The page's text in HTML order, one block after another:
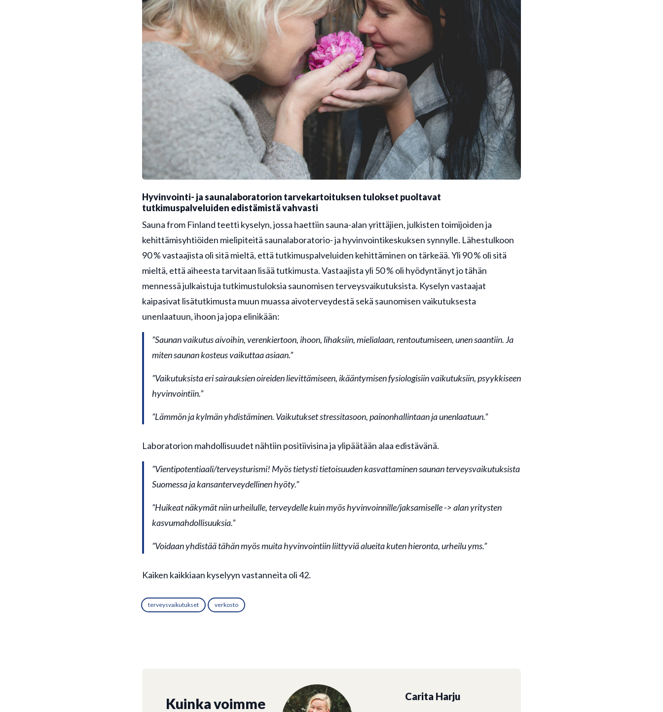
Hyvinvointi- ja saunalaboratorion tarvekartoituksen tulokset puoltavat
tutkimuspalveluiden edistämistä vahvasti
Sauna from Finland teetti kyselyn, jossa haettiin sauna-alan yrittäjien, julkisten toimijoiden ja
kehittämisyhtiöiden mielipiteitä saunalaboratorio- ja hyvinvointikeskuksen synnylle. Lähestulkoon
90 % vastaajista oli sitä mieltä, että tutkimuspalveluiden kehittäminen on tärkeää. Yli 90 % oli sitä
mieltä, että aiheesta tarvitaan lisää tutkimusta. Vastaajista yli 50 % oli hyödyntänyt jo tähän
mennessä julkaistuja tutkimustuloksia saunomisen terveysvaikutuksista. Kyselyn vastaajat
kaipasivat lisätutkimusta muun muassa aivoterveydestä sekä saunomisen vaikutuksesta
unenlaatuun, ihoon ja jopa elinikään:
”Saunan vaikutus aivoihin, verenkiertoon, ihoon, lihaksiin, mielialaan, rentoutumiseen, unen saantiin. Ja
miten saunan kosteus vaikuttaa asiaan.”
”Vaikutuksista eri sairauksien oireiden lievittämiseen, ikääntymisen fysiologisiin vaikutuksiin, psyykkiseen
hyvinvointiin.”
”Lämmön ja kylmän yhdistäminen. Vaikutukset stressitasoon, painonhallintaan ja unenlaatuun.”
Laboratorion mahdollisuudet nähtiin positiivisina ja ylipäätään alaa edistävänä.
”Vientipotentiaali/terveysturismi! Myös tietysti tietoisuuden kasvattaminen saunan terveysvaikutuksista
Suomessa ja kansanterveydellinen hyöty.”
”Huikeat näkymät niin urheilulle, terveydelle kuin myös hyvinvoinnille/jaksamiselle -> alan yritysten
kasvumahdollisuuksia.”
”Voidaan yhdistää tähän myös muita hyvinvointiin liittyviä alueita kuten hieronta, urheilu yms.”
Kaiken kaikkiaan kyselyyn vastanneita oli 42.
terveysvaikutukset verkosto
Kuinka voimme Carita Harju